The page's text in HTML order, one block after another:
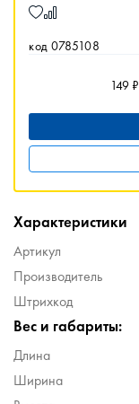
код 0785108
149 ₽
Характеристики
Артикул
Производитель
Штрихкод
Вес и габариты:
Длина
Ширина